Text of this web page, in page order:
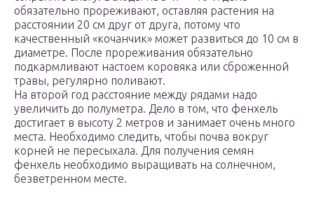
обязательно прореживают, оставляя растения на
расстоянии 20 см друг от друга, потому что
качественный «кочанчик» может развиться до 10 см в
диаметре. После прореживания обязательно
подкармливают настоем коровяка или сброженной
травы, регулярно поливают.
На второй год расстояние между рядами надо
увеличить до полуметра. Дело в том, что фенхель
достигает в высоту 2 метров и занимает очень много
места. Необходимо следить, чтобы почва вокруг
корней не пересыхала. Для получения семян
фенхель необходимо выращивать на солнечном,
безветренном месте.